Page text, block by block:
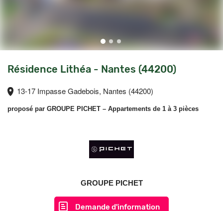
Résidence Lithéa - Nantes (44200)
13-17 Impasse Gadebois, Nantes (44200)
proposé par GROUPE PICHET – Appartements de 1 à 3 pièces
GROUPE PICHET
Demande d'information